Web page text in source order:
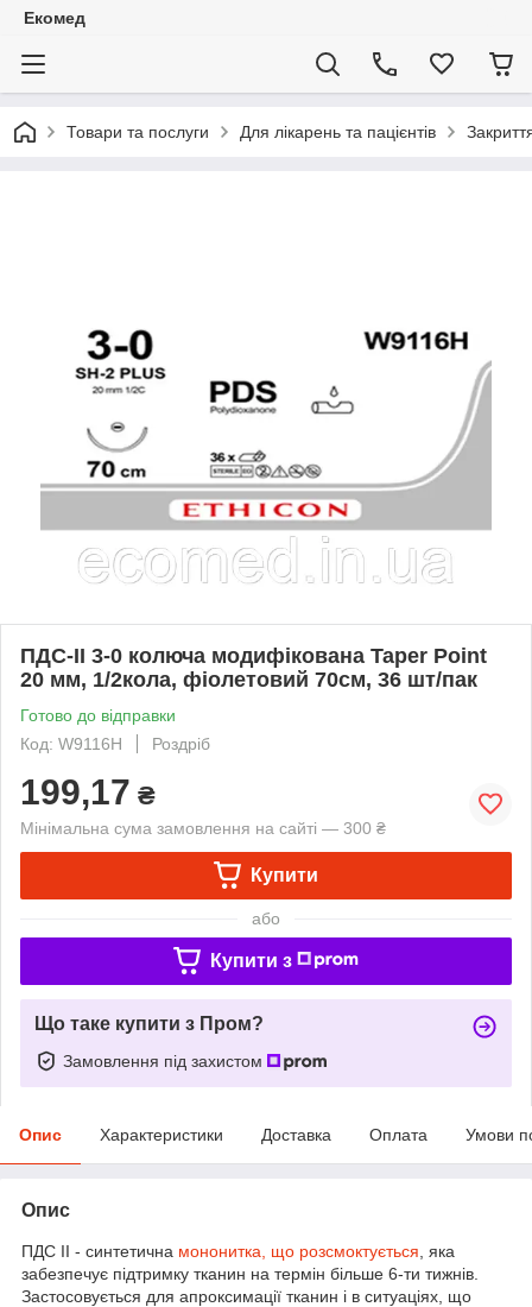
Екомед
Товари та послуги Для лікарень та пацієнтів
ПДС-ІІ 3-0 колюча модифікована Taper Point
20 мм, 1/2кола, фіолетовий 70см, 36 шт/пак
Готово до відправки
Код: W9116H
Роздріб
199,17 ₴
Мінімальна сума замовлення на сайті — 300 ₴
Купити
або
Купити з
Що таке купити з Пром?
Замовлення під захистом
Опис Характеристики Доставка Оплата Умови
Опис
ПДС II - синтетична мононитка, що розсмоктується , яка
забезпечує підтримку тканин на термін більше 6-ти тижнів.
Застосовується для апроксимації тканин і в ситуаціях, що